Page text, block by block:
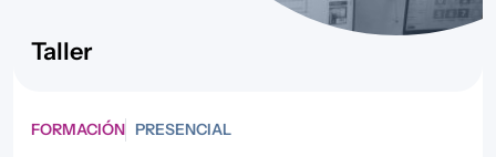
Taller
FORMACIÓN PRESENCIAL